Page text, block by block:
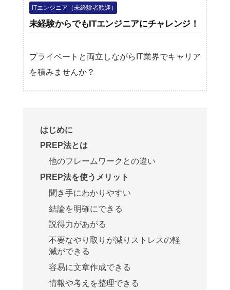
ITエンジニア（未経験者歓迎）
未経験からでもITエンジニアにチャレンジ！
プライベートと両立しながらIT業界でキャリア
を積みませんか？
はじめに
PREP法とは
他のフレームワークとの違い
PREP法を使うメリット
聞き手にわかりやすい
結論を明確にできる
説得力があがる
不要なやり取りが減りストレスの軽
減ができる
容易に文章作成できる
情報や考えを整理できる